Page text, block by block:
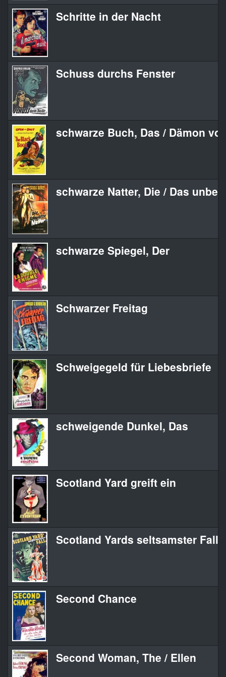
Schritte in der Nacht
Schuss durchs Fenster
schwarze Buch, Das / Dämon
schwarze Natter, Die / Das
schwarze Spiegel, Der
Schwarzer Freitag
Schweigegeld für Liebesbriefe
schweigende Dunkel, Das
Scotland Yard greift ein
Scotland Yards seltsamster Fall
Second Chance
Second Woman, The / Ellen